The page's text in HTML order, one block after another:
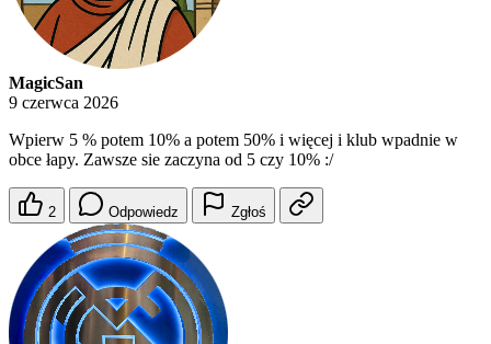
MagicSan
9 czerwca 2026
Wpierw 5 % potem 10% a potem 50% i więcej i klub wpadnie w
obce łapy. Zawsze sie zaczyna od 5 czy 10% :/
2 Odpowiedz Zgłoś